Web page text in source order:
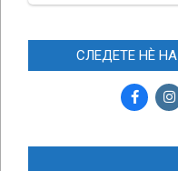
СЛЕДЕТЕ НЀ